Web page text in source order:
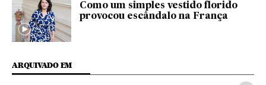
Como um simples vestido florido
provocou escândalo na França
ARQUIVADO EM